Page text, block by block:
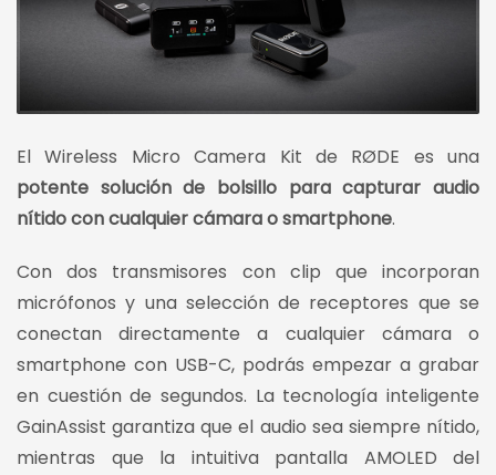
El Wireless Micro Camera Kit de RØDE es una
potente solución de bolsillo para capturar audio
nítido con cualquier cámara o smartphone.
Con dos transmisores con clip que incorporan
micrófonos y una selección de receptores que se
conectan directamente a cualquier cámara o
smartphone con USB-C, podrás empezar a grabar
en cuestión de segundos. La tecnología inteligente
GainAssist garantiza que el audio sea siempre nítido,
mientras que la intuitiva pantalla AMOLED del